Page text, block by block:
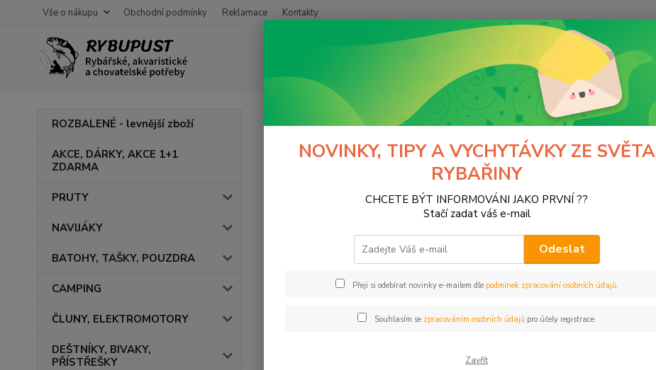
Vše o nákupu Obchodní podmínky Reklamace Kontakty
ROZBALENÉ - levnější zboží
AKCE, DÁRKY, AKCE 1+1
ZDARMA
PRUTY
NAVIJÁKY
BATOHY, TAŠKY, POUZDRA
CAMPING
ČLUNY, ELEKTROMOTORY
DEŠTNÍKY, BIVAKY,
PŘÍSTŘEŠKY
Teleskopické pruty
Teleskopické pruty
NOVINKY, TIPY A VYCHYTÁVKY ZE SVĚTA
RYBAŘINY
CHCETE BÝT INFORMOVÁNI JAKO PRVNÍ ??
Stačí zadat váš e-mail
Odeslat
Přeji si odebírat novinky e-mailem dle podmínek zpracování osobních údajů.
Souhlasím se zpracováním osobních údajůpro účely registrace.
Zavřít